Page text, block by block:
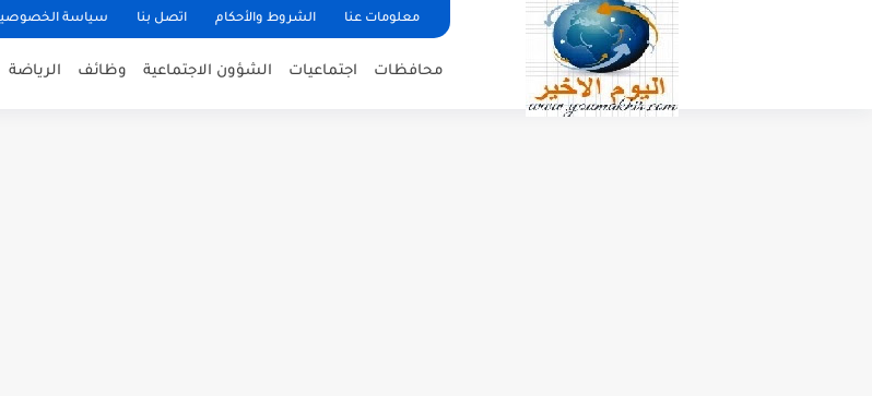
معلومات عنا الشروط والأحكام اتصل بنا سياسة
محافظات اجتماعيات الشؤون الاجتماعية وظائف الرياضة